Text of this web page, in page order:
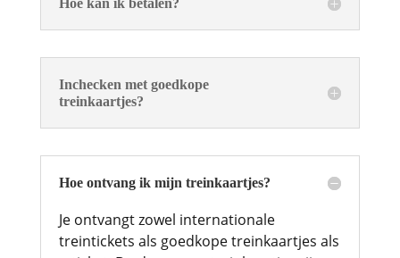
Hoe kan ik betalen?
Inchecken met goedkope
treinkaartjes?
Hoe ontvang ik mijn treinkaartjes?
Je ontvangt zowel internationale
treintickets als goedkope treinkaartjes als